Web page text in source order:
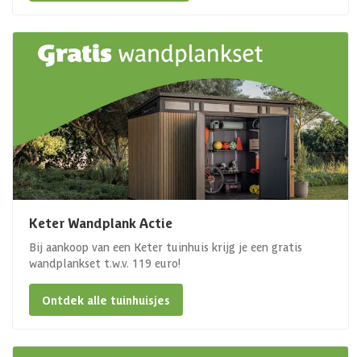
Keter Wandplank Actie
Bij aankoop van een Keter tuinhuis krijg je een gratis
wandplankset t.w.v. 119 euro!
Ontdek alle tuinhuisjes